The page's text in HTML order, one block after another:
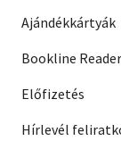
Ajándékkártyák
Bookline Reader
Előfizetés
Hírlevél